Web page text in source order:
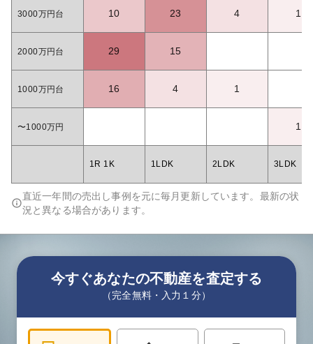
3000万円台 10 23 4 1
2000万円台 29 15
1000万円台 16 4 1
〜1000万円 1
1R 1K 1LDK 2LDK 3LDK
直近一年間の売出し事例を元に毎月更新しています。最新の状
況と異なる場合があります。
今すぐあなたの不動産を査定する
（完全無料・入力１分）